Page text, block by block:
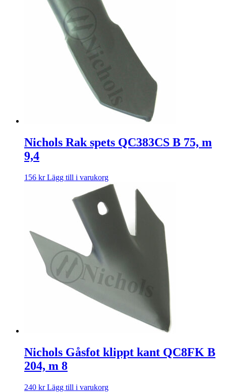
Nichols Rak spets QC383CS B 75, m
9,4
156 kr Lägg till i varukorg
Nichols Gåsfot klippt kant QC8FK B
204, m 8
240 kr Lägg till i varukorg